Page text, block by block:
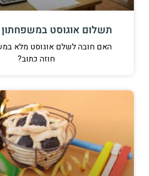
תשלום אוגוסט במשפחתון
האם חובה לשלם אוגוסט מלא
חוזה כתוב?